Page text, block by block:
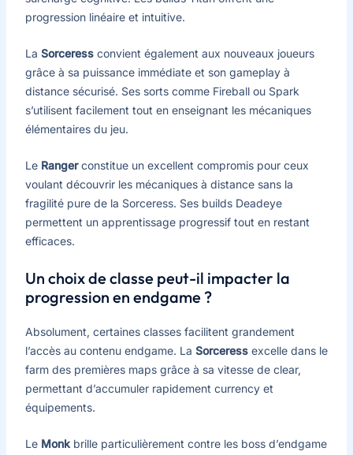
progression linéaire et intuitive.
La Sorceressconvient également aux nouveaux joueurs
grâce à sa puissance immédiate et son gameplay à
distance sécurisé. Ses sorts comme Fireball ou Spark
s’utilisent facilement tout en enseignant les mécaniques
élémentaires du jeu.
Le Rangerconstitue un excellent compromis pour ceux
voulant découvrir les mécaniques à distance sans la
fragilité pure de la Sorceress. Ses builds Deadeye
permettent un apprentissage progressif tout en restant
efficaces.
Un choix de classe peut-il impacter la
progression en endgame ?
Absolument, certaines classes facilitent grandement
l’accès au contenu endgame. La Sorceressexcelle dans le
farm des premières maps grâce à sa vitesse de clear,
permettant d’accumuler rapidement currency et
équipements.
Le Monkbrille particulièrement contre les boss d’endgame